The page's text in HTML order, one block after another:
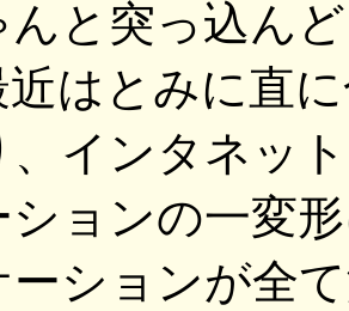
んと突っ込ん
はとみに直
、インタネッ
ションの一変
ーションが全